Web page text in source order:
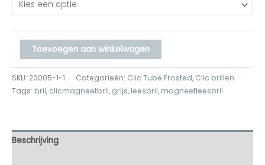
Toevoegen aan winkelwagen
SKU: 20005-1-1 Categorieën: Clic Tube Frosted, Clic brillen
Tags: bril, clicmagneetbril, grijs, leesbril, magneetleesbril
Beschrijving